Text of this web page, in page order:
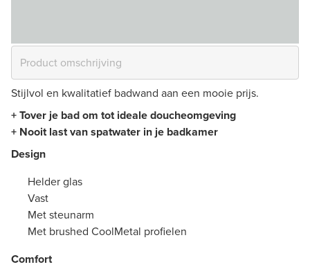
Stijlvol en kwalitatief badwand aan een mooie prijs.
+ Tover je bad om tot ideale doucheomgeving
+ Nooit last van spatwater in je badkamer
Design
Helder glas
Vast
Met steunarm
Met brushed CoolMetal profielen
Comfort